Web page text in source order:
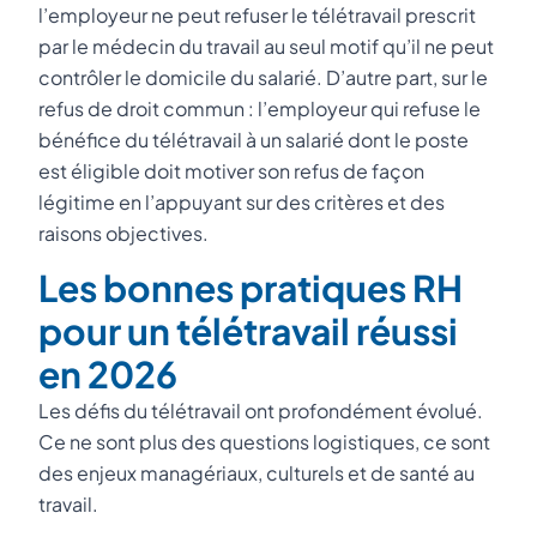
l’employeur ne peut refuser le télétravail prescrit
par le médecin du travail au seul motif qu’il ne peut
contrôler le domicile du salarié. D’autre part, sur le
refus de droit commun : l’employeur qui refuse le
bénéfice du télétravail à un salarié dont le poste
est éligible doit motiver son refus de façon
légitime en l’appuyant sur des critères et des
raisons objectives.
Les bonnes pratiques RH
pour un télétravail réussi
en 2026
Les défis du télétravail ont profondément évolué.
Ce ne sont plus des questions logistiques, ce sont
des enjeux managériaux, culturels et de santé au
travail.